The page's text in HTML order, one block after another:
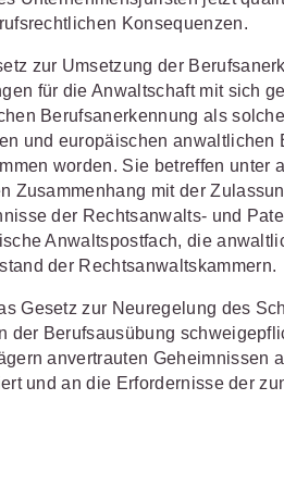
Lösungen und Inhalte, die zu
BUSINESS
und intuitiv: Schutz vor
Risikenfür Unternehmen,
und Steuerberater.
mehr erfahren
eine erste
Verwaltung
und Hochschule
und Termine
SERVICES
PraxisReporte
Konsequenzen.
zur Umsetzung der
für die Anwaltschaft mit sich
Berufsanerkennung als
und europäischen anwaltlichen
worden. Sie betreffen unter
Zusammenhang mit der
der Rechtsanwalts- und
Anwaltspostfach, die
der Rechtsanwaltskammern.
Gesetz zur Neuregelung des
der Berufsausübung
anvertrauten Geheimnissen
und an die Erfordernisse der